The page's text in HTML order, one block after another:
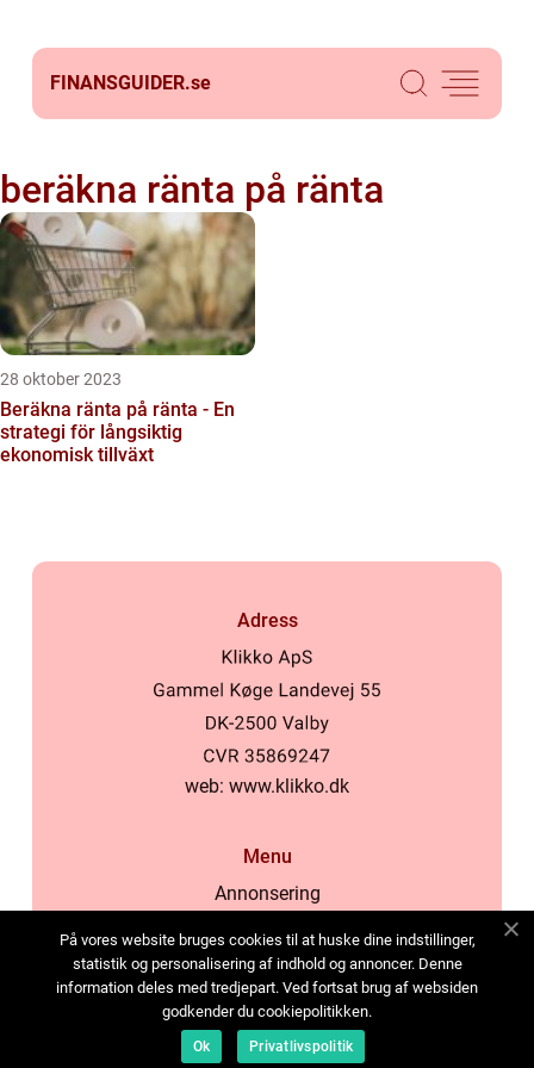
FINANSGUIDER.se
beräkna ränta på ränta
28 oktober 2023
Beräkna ränta på ränta - En
strategi för långsiktig
ekonomisk tillväxt
Adress
web: www.klikko.dk
Menu
Annonsering
Cookies
Kontakta oss
Sitemap
På vores website bruges cookies til at huske dine indstillinger,
statistik og personalisering af indhold og annoncer. Denne
information deles med tredjepart. Ved fortsat brug af websiden
godkender du cookiepolitikken.
Ok Privatlivspolitik